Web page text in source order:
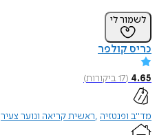
לשמור לי
כריס קולפר
4.65
(
17ביקורות)
מד"ב ופנטזיה ראשית קריאה ונוער צעיר